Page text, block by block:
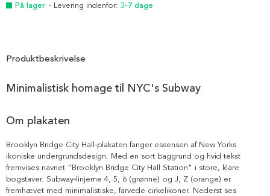
På lager - Levering indenfor: 3-7 dage
Produktbeskrivelse
Minimalistisk homage til NYC's Subway
Om plakaten
Brooklyn Bridge City Hall-plakaten fanger essensen af New Yorks
ikoniske undergrundsdesign. Med en sort baggrund og hvid tekst
fremvises navnet "Brooklyn Bridge City Hall Station" i store, klare
bogstaver. Subway-linjerne 4, 5, 6 (grønne) og J, Z (orange) er
fremhævet med minimalistiske, farvede cirkelikoner. Nederst ses